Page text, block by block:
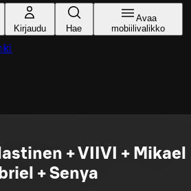
Kirjaudu Hae
Avaa
mobiilivalikko
+ VIIVI + Mikael
+ Senya